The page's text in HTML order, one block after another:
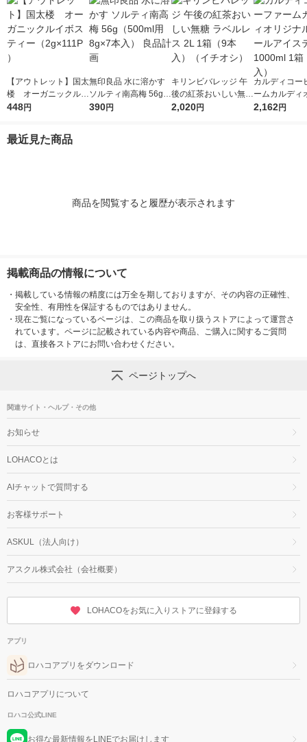
【アウトレット】国太
楼 オーガニックルイ
ボスティー（2g×111P
448円
無印良品 水に溶かす
ソルティ南高梅 56g
（500ml用8g×7本
390円
キリンビバレッジ 午
後の紅茶おいしい無糖
ラベルレス 2L 1箱（9
2,020円
カルディコー
ームカルディ
ル ネパールア
2,162円
最近見た商品
商品を閲覧すると履歴が表示されます
掲載商品の情報について
・ 掲載している情報の精度には万全を期しておりますが、その内容の正確性、
安全性、有用性を保証するものではありません。
・ 現在ご覧になっているページは、この商品を取り扱うストアによって運営さ
れています。ページに記載されている内容や商品、ご購入に関するご質問
は、直接各ストアにお問い合わせください。
ページトップへ
関連サイト・ヘルプ・その他
お知らせ
LOHACOとは
AIチャットで質問する
お客様サポート
ASKUL（法人向け）
アスクル株式会社（会社概要）
LOHACOをお気に入りストアに登録する
アプリ
ロハコアプリをダウンロード
ロハコアプリについて
ロハコ公式LINE
お得な最新情報をLINEでお届けします